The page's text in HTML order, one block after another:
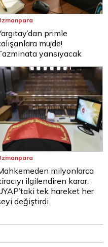
primle
müjde!
yansıyacak
milyonlarca
ilgilendiren karar:
tek hareket her
değiştirdi